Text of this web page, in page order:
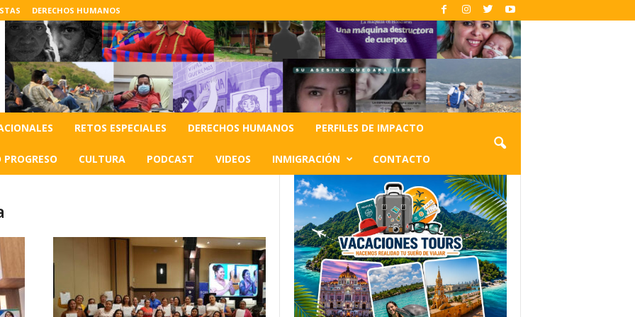
DERECHOS HUMANOS
RETOS ESPECIALES DERECHOS HUMANOS PERFILES DE IMPACTO
PROGRESO CULTURA PODCAST VIDEOS INMIGRACIÓN CONTACTO